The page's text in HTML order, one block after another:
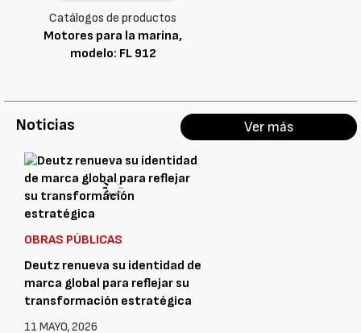
Catálogos de productos
Motores para la marina,
modelo: FL 912
Noticias Ver más
OBRAS PÚBLICAS
Deutz renueva su identidad de
marca global para reflejar su
transformación estratégica
11 MAYO, 2026